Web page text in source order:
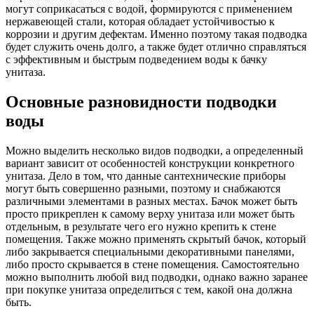
могут соприкасаться с водой, формируются с применением
нержавеющей стали, которая обладает устойчивостью к
коррозии и другим дефектам. Именно поэтому такая подводка
будет служить очень долго, а также будет отлично справляться
с эффективным и быстрым подведением воды к бачку
унитаза.
Основные разновидности подводки
воды
Можно выделить несколько видов подводки, а определенный
вариант зависит от особенностей конструкции конкретного
унитаза. Дело в том, что данные сантехнические приборы
могут быть совершенно разными, поэтому и снабжаются
различными элементами в разных местах. Бачок может быть
просто прикреплен к самому верху унитаза или может быть
отдельным, в результате чего его нужно крепить к стене
помещения. Также можно применять скрытый бачок, который
либо закрывается специальными декоративными панелями,
либо просто скрывается в стене помещения. Самостоятельно
можно выполнить любой вид подводки, однако важно заранее
при покупке унитаза определиться с тем, какой она должна
быть.